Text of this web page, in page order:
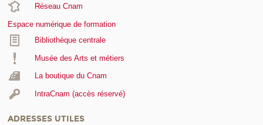
Réseau Cnam
Espace numérique de formation
Bibliothèque centrale
Musée des Arts et métiers
La boutique du Cnam
IntraCnam (accès réservé)
ADRESSES UTILES